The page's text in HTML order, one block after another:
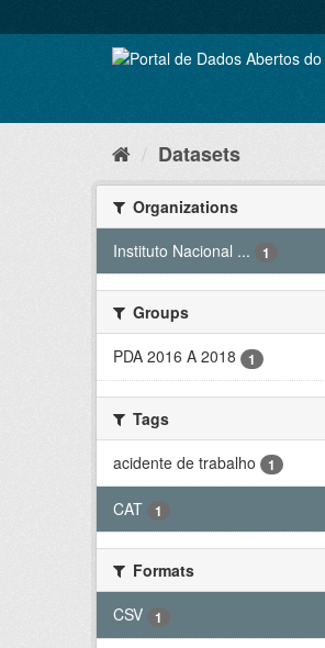
to
Datasets
Organizations
Instituto Nacional ...
1
Groups
PDA 2016 A 2018
1
Tags
acidente de trabalho
1
CAT 1
Formats
CSV
1